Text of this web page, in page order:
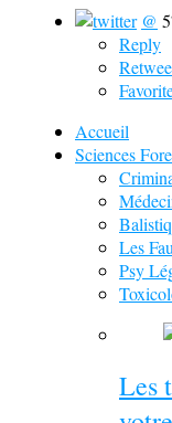
@
Reply
Accueil
Sciences
Les
Psy
Les